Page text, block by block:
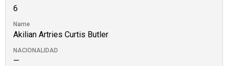
6
Name
Akilian Artries Curtis Butler
NACIONALIDAD
—